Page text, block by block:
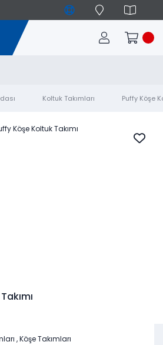
Koltuk Takımları Puffy Köşe
,Köşe Takımları